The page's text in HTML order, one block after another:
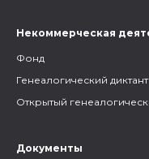
Некоммерческая
Фонд
Генеалогический диктант
Открытый
Документы